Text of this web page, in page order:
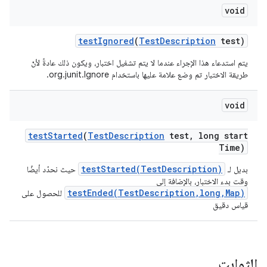
void
testIgnored(TestDescription test)
يتم استدعاء هذا الإجراء عندما لا يتم تشغيل اختبار، ويكون ذلك عادةً لأنّ
طريقة الاختبار تم وضع علامة عليها باستخدام org.junit.Ignore.
void
testStarted(TestDescription test,
long start
Time)
بديل لـ testStarted(TestDescription) حيث نحدّد أيضًا
وقت بدء الاختبار، بالإضافة إلى
testEnded(TestDescription,long,Map)
للحصول على
قياس دقيق